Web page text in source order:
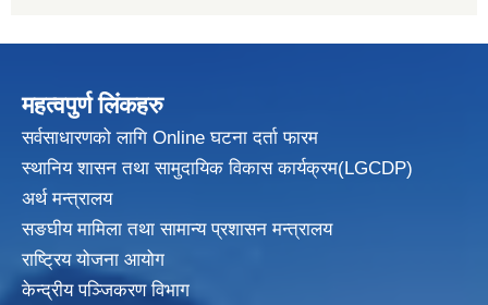
महत्वपुर्ण लिंकहरु
सर्वसाधारणको लागि Online घटना दर्ता फारम
स्थानिय शासन तथा सामुदायिक विकासकार्यक्रम(LGCDP)
अर्थ मन्त्रालय
सङघीय मामिला तथा सामान्य प्रशासन मन्त्रालय
राष्ट्रिय योजना आयोग
केन्द्रीय पञ्जिकरण विभाग